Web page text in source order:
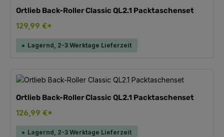
Ortlieb Back-Roller Classic QL2.1 Packtaschenset
129,99 €*
Lagernd, 2-3 Werktage Lieferzeit
Ortlieb Back-Roller Classic QL2.1 Packtaschenset
126,99 €*
Lagernd, 2-3 Werktage Lieferzeit